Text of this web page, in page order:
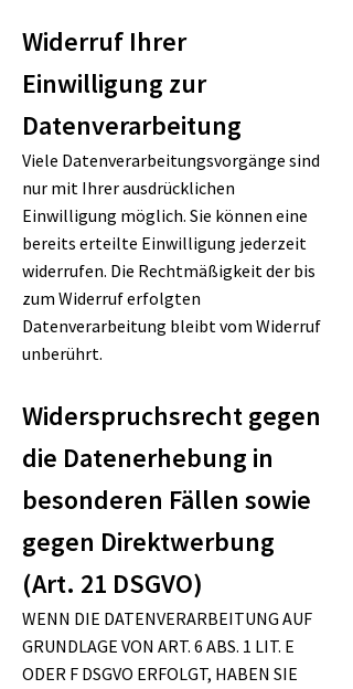
Widerruf Ihrer
Einwilligung zur
Datenverarbeitung
Viele Datenverarbeitungsvorgänge sind
nur mit Ihrer ausdrücklichen
Einwilligung möglich. Sie können eine
bereits erteilte Einwilligung jederzeit
widerrufen. Die Rechtmäßigkeit der bis
zum Widerruf erfolgten
Datenverarbeitung bleibt vom Widerruf
unberührt.
Widerspruchsrecht gegen
die Datenerhebung in
besonderen Fällen sowie
gegen Direktwerbung
(Art. 21 DSGVO)
WENN DIE DATENVERARBEITUNG AUF
GRUNDLAGE VON ART. 6 ABS. 1 LIT. E
ODER F DSGVO ERFOLGT, HABEN SIE